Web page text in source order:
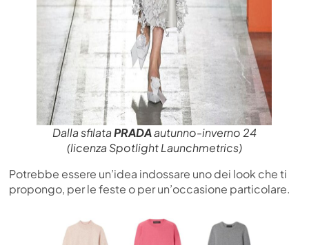
Dalla sfilataPRADAautunno-inverno 24
(licenza Spotlight Launchmetrics)
Potrebbe essere un’idea indossare uno dei look che ti
propongo, per le feste o per un’occasione particolare.